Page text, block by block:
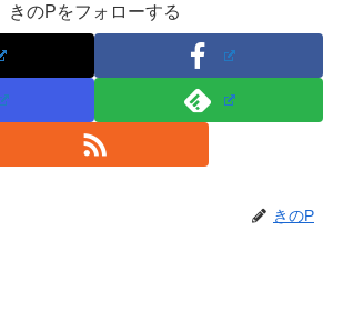
きのPをフォローする
きのP